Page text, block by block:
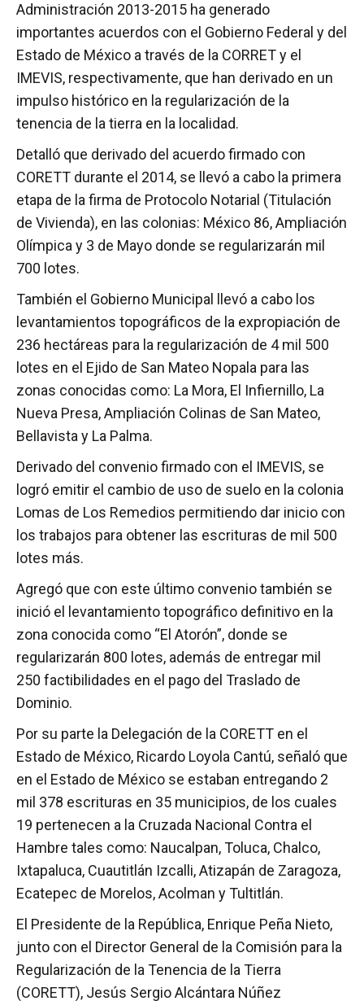
Administración 2013-2015 ha generado
importantes acuerdos con el Gobierno Federal y del
Estado de México a través de la CORRET y el
IMEVIS, respectivamente, que han derivado en un
impulso histórico en la regularización de la
tenencia de la tierra en la localidad.
Detalló que derivado del acuerdo firmado con
CORETT durante el 2014, se llevó a cabo la primera
etapa de la firma de Protocolo Notarial (Titulación
de Vivienda), en las colonias: México 86, Ampliación
Olímpica y 3 de Mayo donde se regularizarán mil
700 lotes.
También el Gobierno Municipal llevó a cabo los
levantamientos topográficos de la expropiación de
236 hectáreas para la regularización de 4 mil 500
lotes en el Ejido de San Mateo Nopala para las
zonas conocidas como: La Mora, El Infiernillo, La
Nueva Presa, Ampliación Colinas de San Mateo,
Bellavista y La Palma.
Derivado del convenio firmado con el IMEVIS, se
logró emitir el cambio de uso de suelo en la colonia
Lomas de Los Remedios permitiendo dar inicio con
los trabajos para obtener las escrituras de mil 500
lotes más.
Agregó que con este último convenio también se
inició el levantamiento topográfico definitivo en la
zona conocida como “El Atorón”, donde se
regularizarán 800 lotes, además de entregar mil
250 factibilidades en el pago del Traslado de
Dominio.
Por su parte la Delegación de la CORETT en el
Estado de México, Ricardo Loyola Cantú, señaló que
en el Estado de México se estaban entregando 2
mil 378 escrituras en 35 municipios, de los cuales
19 pertenecen a la Cruzada Nacional Contra el
Hambre tales como: Naucalpan, Toluca, Chalco,
Ixtapaluca, Cuautitlán Izcalli, Atizapán de Zaragoza,
Ecatepec de Morelos, Acolman y Tultitlán.
El Presidente de la República, Enrique Peña Nieto,
junto con el Director General de la Comisión para la
Regularización de la Tenencia de la Tierra
(CORETT), Jesús Sergio Alcántara Núñez